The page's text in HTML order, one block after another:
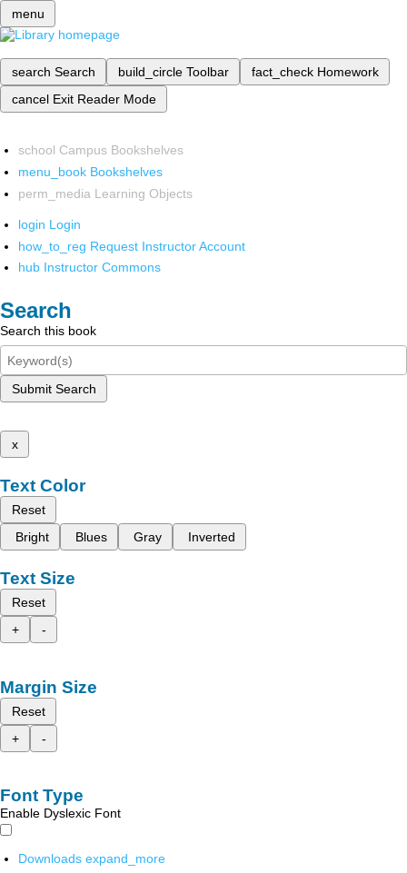
menu
search Search build_circle Toolbar fact_check Homework
cancel Exit Reader Mode
school Campus Bookshelves
menu_book Bookshelves
perm_media Learning Objects
login Login
how_to_reg Request Instructor Account
hub Instructor Commons
Search
Search this book
Submit Search
x
Text Color
Reset
Bright
Blues Gray Inverted
Text Size
Reset
+
-
Margin Size
Reset
+
-
Font Type
Enable Dyslexic Font
Downloads expand_more